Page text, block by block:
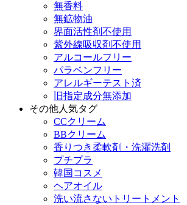
無香料
無鉱物油
界面活性剤不使用
紫外線吸収剤不使用
アルコールフリー
パラベンフリー
アレルギーテスト済
旧指定成分無添加
その他人気タグ
CCクリーム
BBクリーム
香りつき柔軟剤・洗濯洗剤
プチプラ
韓国コスメ
ヘアオイル
洗い流さないトリートメント